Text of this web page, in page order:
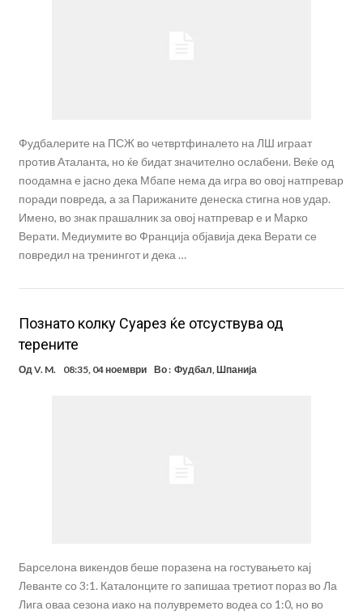
Фудбалерите на ПСЖ во четвртфиналето на ЛШ играат
против Аталанта, но ќе бидат значително ослабени. Веќе од
поодамна е јасно дека Мбапе нема да игра во овој натпревар
поради повреда, а за Парижаните денеска стигна нов удар.
Имено, во знак прашалник за овој натпревар е и Марко
Верати. Медиумите во Франција објавија дека Верати се
повредил на тренингот и дека …
Познато колку Суарез ќе отсуствува од
терените
ОдV. M. 08:35, 04 ноември Во : Фудбал,Шпанија
Барселона викендов беше поразена на гостувањето кај
Леванте со 3:1. Каталонците го запишаа третиот пораз во Ла
Лига оваа сезона иако на полувремето водеа со 1:0, но во